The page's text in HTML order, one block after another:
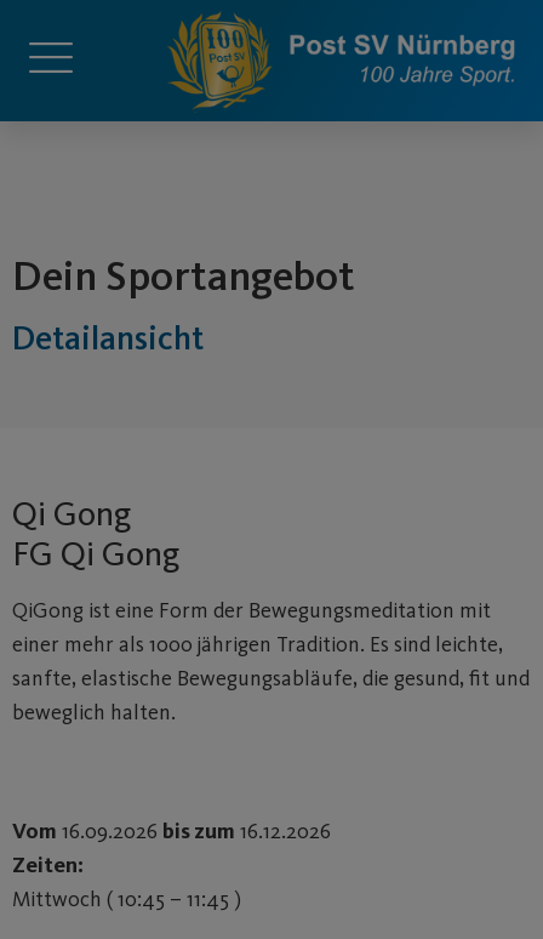
Dein Sportangebot
Detailansicht
Qi Gong
FG Qi Gong
QiGong ist eine Form der Bewegungsmeditation mit
einer mehr als 1000 jährigen Tradition. Es sind leichte,
sanfte, elastische Bewegungsabläufe, die gesund, fit und
beweglich halten.
Vom 16.09.2026 bis zum 16.12.2026
Zeiten:
Mittwoch ( 10:45 – 11:45 )